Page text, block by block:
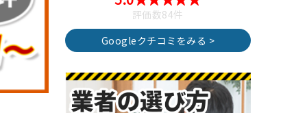
評価数84件
Googleクチコミをみる >